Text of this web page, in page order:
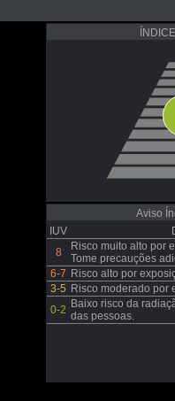
Aviso
IUV
8
Risco muito alto por
Tome precauções
6-7 Risco alto por
3-5 Risco moderado por
0-2 Baixo risco da
das pessoas.